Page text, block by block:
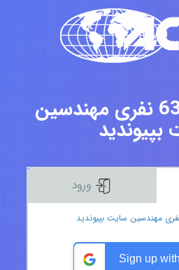
به جامعه 6364 نفری مهندسین
Sign up